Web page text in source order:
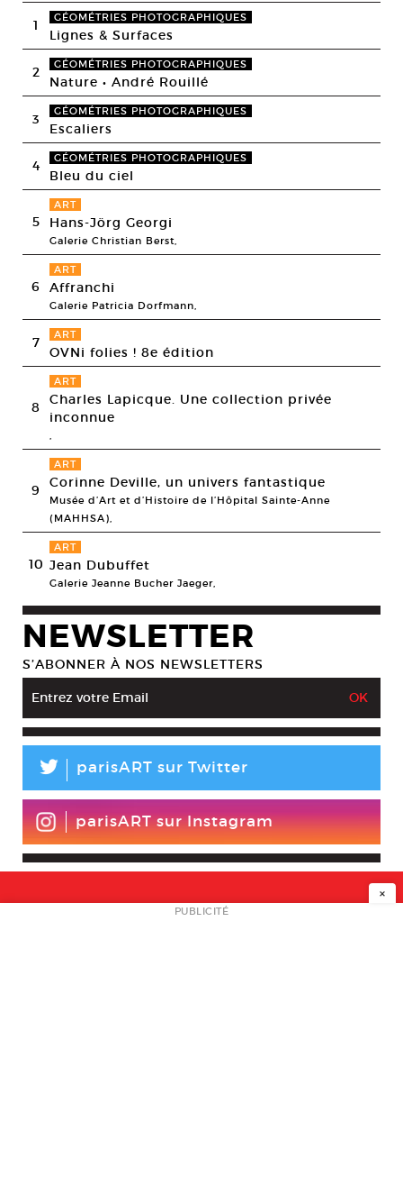
1 GÉOMÉTRIES PHOTOGRAPHIQUES
Lignes & Surfaces
2 GÉOMÉTRIES PHOTOGRAPHIQUES
Nature • André Rouillé
3 GÉOMÉTRIES PHOTOGRAPHIQUES
Escaliers
4 GÉOMÉTRIES PHOTOGRAPHIQUES
Bleu du ciel
5
ART
Hans-Jörg Georgi
Galerie Christian Berst,
6
ART
Affranchi
Galerie Patricia Dorfmann,
7 ART
OVNi folies ! 8e édition
8
ART
Charles Lapicque. Une collection privée
inconnue
,
9
ART
Corinne Deville, un univers fantastique
Musée d’Art et d’Histoire de l’Hôpital Sainte-Anne
(MAHHSA),
10
ART
Jean Dubuffet
Galerie Jeanne Bucher Jaeger,
NEWSLETTER
S’ABONNER À NOS NEWSLETTERS
L parisART sur Twitter
parisART sur Instagram
NEWSLETTER
×
PUBLICITÉ